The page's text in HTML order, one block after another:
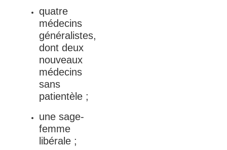
quatre
médecins
généralistes,
dont deux
nouveaux
médecins
sans
patientèle ;
une sage-
femme
libérale ;